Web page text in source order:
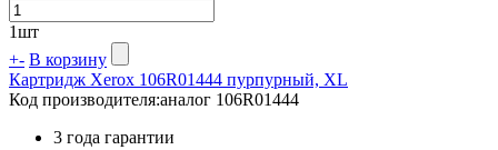
1шт
+- В корзину
Картридж Xerox 106R01444 пурпурный, XL
Код производителя:аналог 106R01444
3 года гарантии